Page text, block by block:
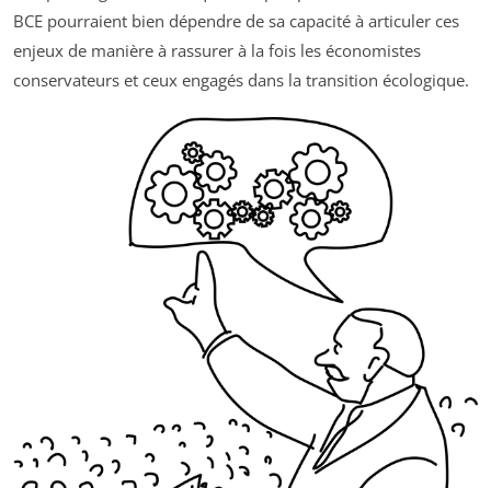
BCE pourraient bien dépendre de sa capacité à articuler ces
enjeux de manière à rassurer à la fois les économistes
conservateurs et ceux engagés dans la transition écologique.